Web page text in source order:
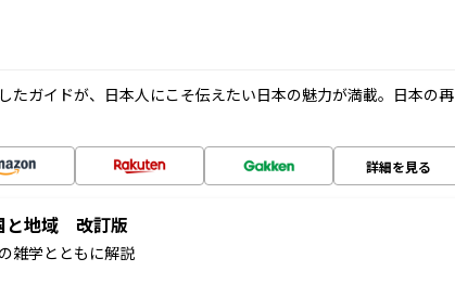
たガイドが、日本人にこそ伝えたい日本の魅力が満載。日本の再
詳細を見る
と地域 改訂版
雑学とともに解説